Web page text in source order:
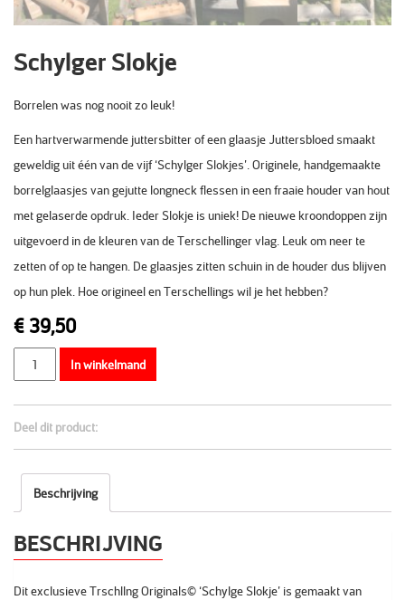
Schylger Slokje
Borrelen was nog nooit zo leuk!
Een hartverwarmende juttersbitter of een glaasje Juttersbloed smaakt
geweldig uit één van de vijf ‘Schylger Slokjes’. Originele, handgemaakte
borrelglaasjes van gejutte longneck flessen in een fraaie houder van hout
met gelaserde opdruk. Ieder Slokje is uniek! De nieuwe kroondoppen zijn
uitgevoerd in de kleuren van de Terschellinger vlag. Leuk om neer te
zetten of op te hangen. De glaasjes zitten schuin in de houder dus blijven
op hun plek. Hoe origineel en Terschellings wil je het hebben?
€ 39,50
Aantal In winkelmand
Deel dit product:
Beschrijving
BESCHRIJVING
Dit exclusieve Trschllng Originals© ‘Schylge Slokje’ is gemaakt van